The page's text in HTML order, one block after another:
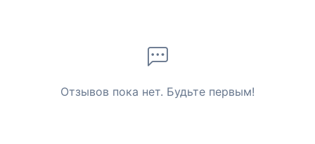
Отзывов пока нет. Будьте первым!